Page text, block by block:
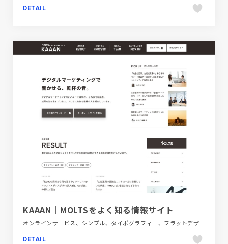
DETAIL
KAAAN｜MOLTSをよく知る情報サイト
オンラインサービス、シンプル、タイポグラフィー、フラットデザイン、ブラック系 、ホワイト系、メディアサイト
DETAIL